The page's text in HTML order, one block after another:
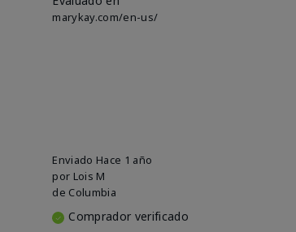
marykay.com/en-us/
Enviado Hace 1 año
por Lois M
de Columbia
Comprador verificado